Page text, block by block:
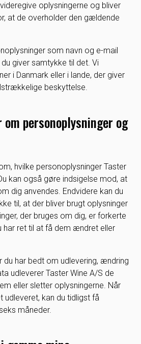
oplysningerne og bliver
at de overholder den gældende
som navn og e-mail
du giver samtykke til det. Vi
i Danmark eller i lande, der giver
beskyttelse.
personoplysninger og
hvilke personoplysninger Taster
kan også gøre indsigelse mod, at
dig anvendes. Endvidere kan du
til, at der bliver brugt oplysninger
der bruges om dig, er forkerte
har ret til at få dem ændret eller
du har bedt om udlevering, ændring
udleverer Taster Wine A/S de
eller sletter oplysningerne. Når
udleveret, kan du tidligst få
måneder.